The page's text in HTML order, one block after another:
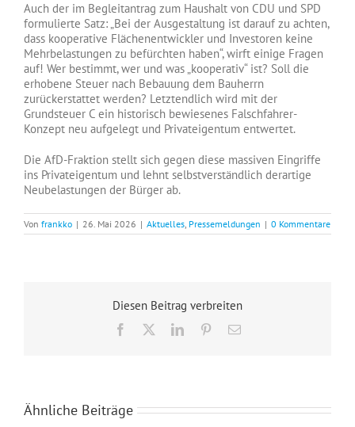
Auch der im Begleitantrag zum Haushalt von CDU und SPD
formulierte Satz: „Bei der Ausgestaltung ist darauf zu achten,
dass kooperative Flächenentwickler und Investoren keine
Mehrbelastungen zu befürchten haben“, wirft einige Fragen
auf! Wer bestimmt, wer und was „kooperativ“ ist? Soll die
erhobene Steuer nach Bebauung dem Bauherrn
zurückerstattet werden? Letztendlich wird mit der
Grundsteuer C ein historisch bewiesenes Falschfahrer-
Konzept neu aufgelegt und Privateigentum entwertet.
Die AfD-Fraktion stellt sich gegen diese massiven Eingriffe
ins Privateigentum und lehnt selbstverständlich derartige
Neubelastungen der Bürger ab.
Von frankko | 26. Mai 2026 | Aktuelles, Pressemeldungen | 0 Kommentare
Diesen Beitrag verbreiten
Facebook LinkedInPinterest
E-
Ähnliche Beiträge